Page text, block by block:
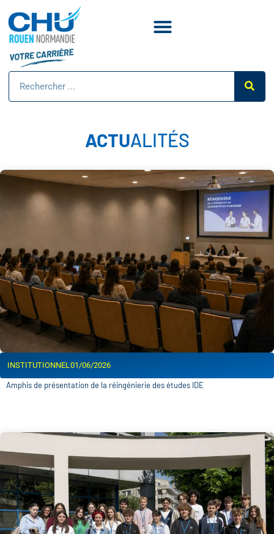
ACTUALITÉS
INSTITUTIONNEL01/06/2026
Amphis de présentation de la réingénierie des études IDE